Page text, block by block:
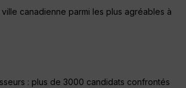
canadienne parmi les plus agréables à
: plus de 3000 candidats confrontés